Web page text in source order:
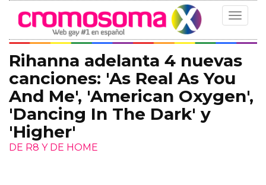
Toggle
Rihanna adelanta 4 nuevas
canciones: 'As Real As You
And Me', 'American Oxygen',
'Dancing In The Dark' y
'Higher'
DE R8 Y DE HOME